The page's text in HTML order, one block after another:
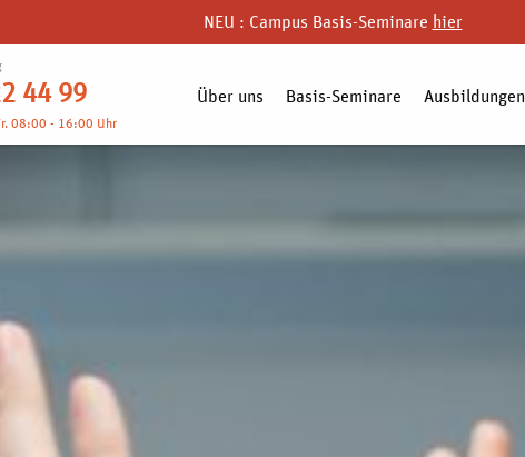
NEU : Campus Basis-Seminare hier
44 99
08:00 - 16:00 Uhr
Über uns Basis-Seminare Ausbildungen